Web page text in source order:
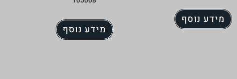
מידע נוסף
מידע נוסף